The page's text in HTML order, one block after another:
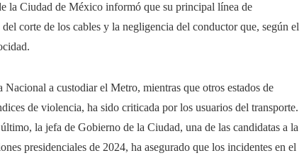
la Ciudad de México informó que su principal línea de
corte de los cables y la negligencia del conductor que, según el
a custodiar el Metro, mientras que otros estados de
de violencia, ha sido criticada por los usuarios del transporte.
la jefa de Gobierno de la Ciudad, una de las candidatas a la
presidenciales de 2024, ha asegurado que los incidentes en el